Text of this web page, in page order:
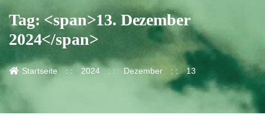
Tag: <span>13. Dezember
2024</span>
Startseite 2024 Dezember 13